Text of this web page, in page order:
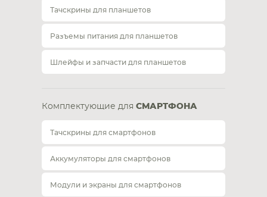
Тачскрины для планшетов
Разъемы питания для планшетов
Шлейфы и запчасти для планшетов
Комплектующие для СМАРТФОНА
Тачскрины для смартфонов
Аккумуляторы для смартфонов
Модули и экраны для смартфонов